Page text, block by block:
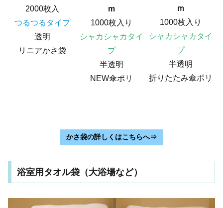
2000枚入
つるつるタイプ
透明
リニアかさ袋
m
1000枚入り
シャカシャカタイ
プ
半透明
NEW傘ポリ
ｍ
1000枚入り
シャカシャカタイ
プ
半透明
折りたたみ傘ポリ
かさ袋の詳しくはこちらへ⇒
浴室用タオル袋（大浴場など）